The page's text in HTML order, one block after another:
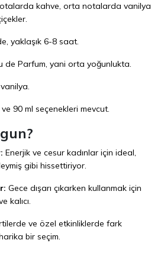
kahve, orta notalarda vanilya
yaklaşık 6-8 saat.
de Parfum, yani orta yoğunlukta.
90 ml seçenekleri mevcut.
Enerjik ve cesur kadınlar için ideal,
gibi hissettiriyor.
Gece dışarı çıkarken kullanmak için
kalıcı.
ve özel etkinliklerde fark
bir seçim.